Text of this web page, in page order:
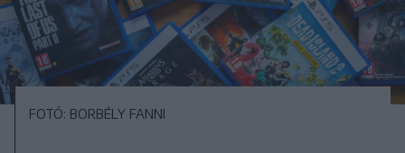
FOTÓ: BORBÉLY FANNI